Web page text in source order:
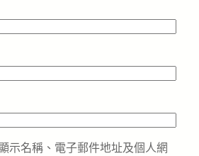
示名稱、電子郵件地址及個人網